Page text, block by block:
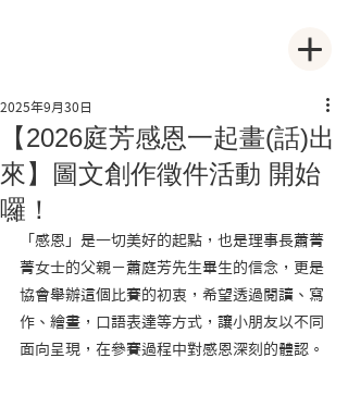
【2026庭芳感恩一起畫(話)出
來】圖文創作徵件活動 開始
囉！
2025年9月30日
「感恩」是一切美好的起點，也是理事長蕭菁
菁女士的父親－蕭庭芳先生畢生的信念，更是
協會舉辦這個比賽的初衷，希望透過閱讀、寫
作、繪畫，口語表達等方式，讓小朋友以不同
面向呈現，在參賽過程中對感恩深刻的體認。